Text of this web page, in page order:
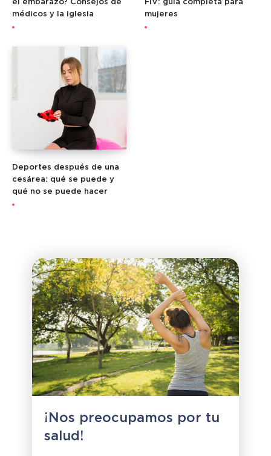
el embarazo? Consejos de
médicos y la iglesia
FIV: guía completa para
mujeres
Deportes después de una
cesárea: qué se puede y
qué no se puede hacer
¡Nos preocupamos por tu
salud!